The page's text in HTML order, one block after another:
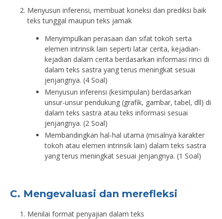
Menyusun inferensi, membuat koneksi dan prediksi baik
teks tunggal maupun teks jamak
Menyimpulkan perasaan dan sifat tokoh serta
elemen intrinsik lain seperti latar cerita, kejadian-
kejadian dalam cerita berdasarkan informasi rinci di
dalam teks sastra yang terus meningkat sesuai
jenjangnya. (4 Soal)
Menyusun inferensi (kesimpulan) berdasarkan
unsur-unsur pendukung (grafik, gambar, tabel, dll) di
dalam teks sastra atau teks informasi sesuai
jenjangnya. (2 Soal)
Membandingkan hal-hal utama (misalnya karakter
tokoh atau elemen intrinsik lain) dalam teks sastra
yang terus meningkat sesuai jenjangnya. (1 Soal)
C. Mengevaluasi dan merefleksi
Menilai format penyajian dalam teks